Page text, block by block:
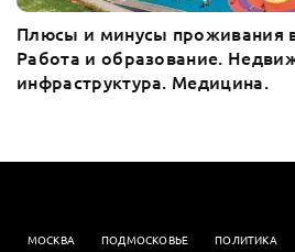
Плюсы и минусы проживания
Работа и образование.
инфраструктура. Медицина.
МОСКВА ПОДМОСКОВЬЕ ПОЛИТИКА